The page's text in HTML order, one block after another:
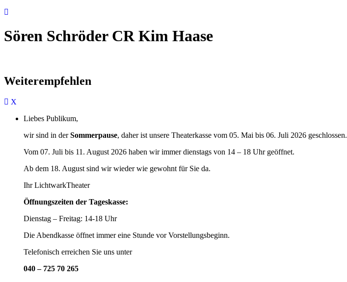
Sören Schröder CR Kim Haase
Weiterempfehlen
Liebes Publikum,
wir sind in derSommerpause, daher ist unsere Theaterkasse vom 05. Mai bis 06. Juli 2026 geschlossen.
Vom 07. Juli bis 11. August 2026 haben wir immer dienstags von 14 – 18 Uhr geöffnet.
Ab dem 18. August sind wir wieder wie gewohnt für Sie da.
Ihr LichtwarkTheater
Öffnungszeiten der Tageskasse:
Dienstag – Freitag: 14-18 Uhr
Die Abendkasse öffnet immer eine Stunde vor Vorstellungsbeginn.
Telefonisch erreichen Sie uns unter
040 – 725 70 265